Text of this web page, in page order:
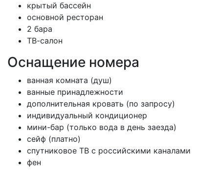
крытый бассейн
основной ресторан
2 бара
ТВ-салон
Оснащение номера
ванная комната (душ)
ванные принадлежности
дополнительная кровать (по запросу)
индивидуальный кондиционер
мини-бар (только вода в день заезда)
сейф (платно)
спутниковое ТВ с российскими каналами
фен